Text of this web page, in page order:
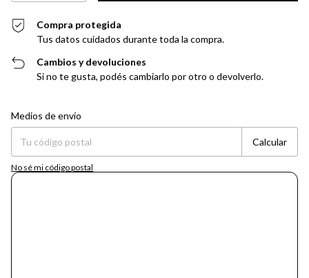
Compra protegida
Tus datos cuidados durante toda la compra.
Cambios y devoluciones
Si no te gusta, podés cambiarlo por otro o devolverlo.
Entregas para el CP:
Medios de envío
Calcular
No sé mi código postal